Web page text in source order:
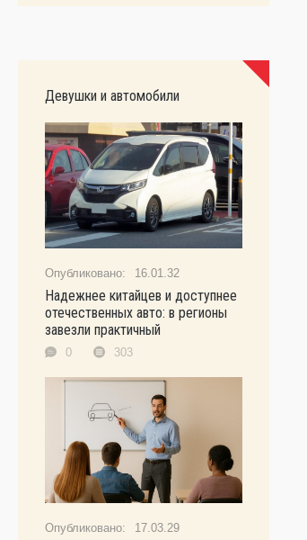
Девушки и автомобили
16.01.32
Надежнее китайцев и доступнее
отечественных авто: в регионы
завезли практичный
0 303
17.03.29